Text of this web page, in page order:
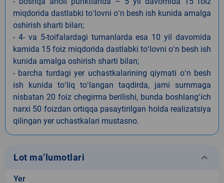
miqdorida dastlabki toʻlovni oʻn besh ish kunida amalga
oshirish sharti bilan;
- 4- va 5-toifalardagi tumanlarda esa 10 yil davomida
kamida 15 foiz miqdorida dastlabki toʻlovni oʻn besh ish
kunida amalga oshirish sharti bilan;
- barcha turdagi yer uchastkalarining qiymati oʻn besh
ish kunida toʻliq toʻlangan taqdirda, jami summaga
nisbatan 20 foiz chegirma berilishi, bunda boshlangʻich
narxi 50 foizdan ortiqqa pasaytirilgan holda realizatsiya
qilingan yer uchastkalari mustasno.
Lot ma’lumotlari keyboard_arrow_down
Yer